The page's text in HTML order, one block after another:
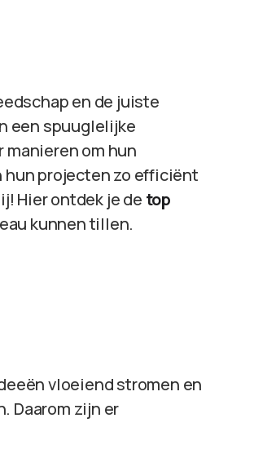
en de juiste
een spuuglelijke
om hun
projecten zo efficiënt
Hier ontdek je de top
kunnen tillen.
vloeiend stromen en
Daarom zijn er